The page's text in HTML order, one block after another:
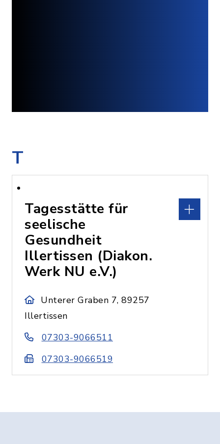
T
Tagesstätte für
seelische
Gesundheit
Illertissen (Diakon.
Werk NU e.V.)
Unterer Graben 7, 89257
Illertissen
07303-9066511
07303-9066519